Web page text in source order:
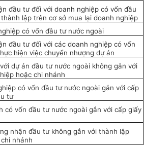
đầu tưđối với doanh nghiệp có vốn đầu
lập trên cơ sở mua lại doanh nghiệp
có vốn đầu tư nước ngoài
đầu tư đối với các doanh nghiệp có vốn
hiện việc chuyển nhượng dự án
dự án đầu tư nước ngoài không gắn với
hoặc chi nhánh
có vốn đầu tư nước ngoài gắn với cấp
tư
có vốn đầu tư nước ngoài gắn với cấp giấy
nhận đầu tư không gắn với thành lập
nhánh